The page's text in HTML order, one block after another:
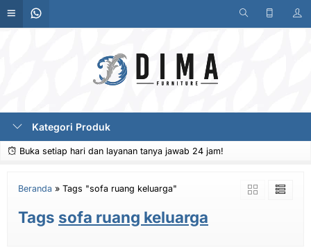
Kategori Produk
Buka setiap hari dan layanan tanya jawab 24 jam!
Beranda » Tags "sofa ruang keluarga"
Tags sofa ruang keluarga